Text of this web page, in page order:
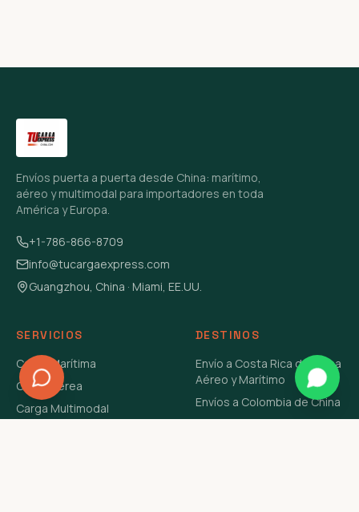
Envíos puerta a puerta desde China: marítimo,
aéreo y multimodal para importadores en toda
América y Europa.
+1-786-866-8709
info@tucargaexpress.com
Guangzhou, China · Miami, EE.UU.
SERVICIOS
Carga Marítima
Carga Aérea
Carga Multimodal
DESTINOS
Envío a Costa Rica de China
Aéreo y Marítimo
Envíos a Colombia de China